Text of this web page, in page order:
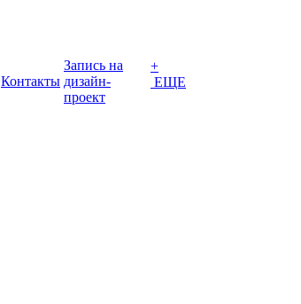
Контакты
Запись на
дизайн-
проект
+
ЕЩЕ